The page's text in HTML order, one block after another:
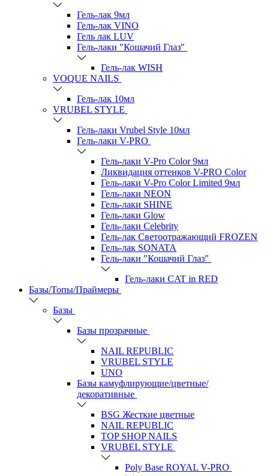
Гель-лак 9мл
Гель-лак VINO
Гель лак LUV
Гель-лаки "Кошачий Глаз"
Гель-лак WISH
VOQUE NAILS
Гель-лак 10мл
VRUBEL STYLE
Гель-лаки Vrubel Style 10мл
Гель-лаки V-PRO
Гель-лаки V-Pro Color 9мл
Ликвидация оттенков V-PRO Color
Гель-лаки V-Pro Color Limited 9мл
Гель-лаки NEON
Гель-лаки SHINE
Гель-лаки Glow
Гель-лаки Celebrity
Гель-лак Светоотражающий FROZEN
Гель-лак SONATA
Гель-лаки "Кошачий Глаз"
Гель-лаки CAT in RED
Базы/Топы/Праймеры
Базы
Базы прозрачные
NAIL REPUBLIC
VRUBEL STYLE
UNO
Базы камуфлирующие/цветные/
декоративные
BSG Жесткие цветные
NAIL REPUBLIC
TOP SHOP NAILS
VRUBEL STYLE
Poly Base ROYAL V-PRO